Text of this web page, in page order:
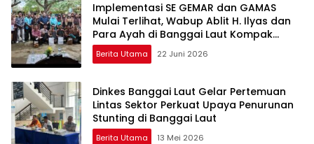
Implementasi SE GEMAR dan GAMAS
Mulai Terlihat, Wabup Ablit H. Ilyas dan
Para Ayah di Banggai Laut Kompak
Ambil Rapor Anak
Berita Utama 22 Juni 2026
Dinkes Banggai Laut Gelar Pertemuan
Lintas Sektor Perkuat Upaya Penurunan
Stunting di Banggai Laut
Berita Utama 13 Mei 2026